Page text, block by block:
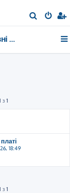
о
Активні теми
з 1
18:49
з 1